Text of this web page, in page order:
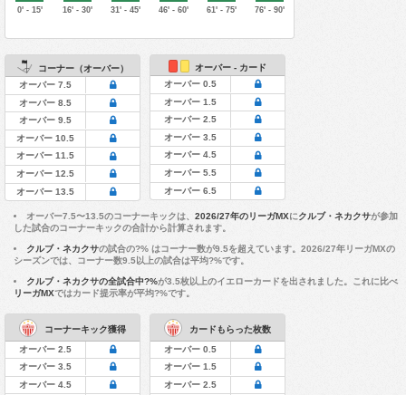
0' - 15' 16' - 30' 31' - 45' 46' - 60' 61' - 75' 76' - 90'
コーナー（オーバー）
オーバー 7.5
オーバー 8.5
オーバー 9.5
オーバー 10.5
オーバー 11.5
オーバー 12.5
オーバー 13.5
オーバー - カード
オーバー 0.5
オーバー 1.5
オーバー 2.5
オーバー 3.5
オーバー 4.5
オーバー 5.5
オーバー 6.5
オーバー7.5〜13.5のコーナーキックは、 2026/27年のリーガMXにクルブ・ネカクサが参加
した試合のコーナーキックの合計から計算されます。
クルブ・ネカクサの試合の?% はコーナー数が9.5を超えています。2026/27年リーガMXの
シーズンでは、コーナー数9.5以上の試合は平均?%です。
クルブ・ネカクサの全試合中?%が3.5枚以上のイエローカードを出されました。これに比べ
リーガMXではカード提示率が平均?%です。
コーナーキック獲得
オーバー 2.5
オーバー 3.5
オーバー 4.5
カードもらった枚数
オーバー 0.5
オーバー 1.5
オーバー 2.5